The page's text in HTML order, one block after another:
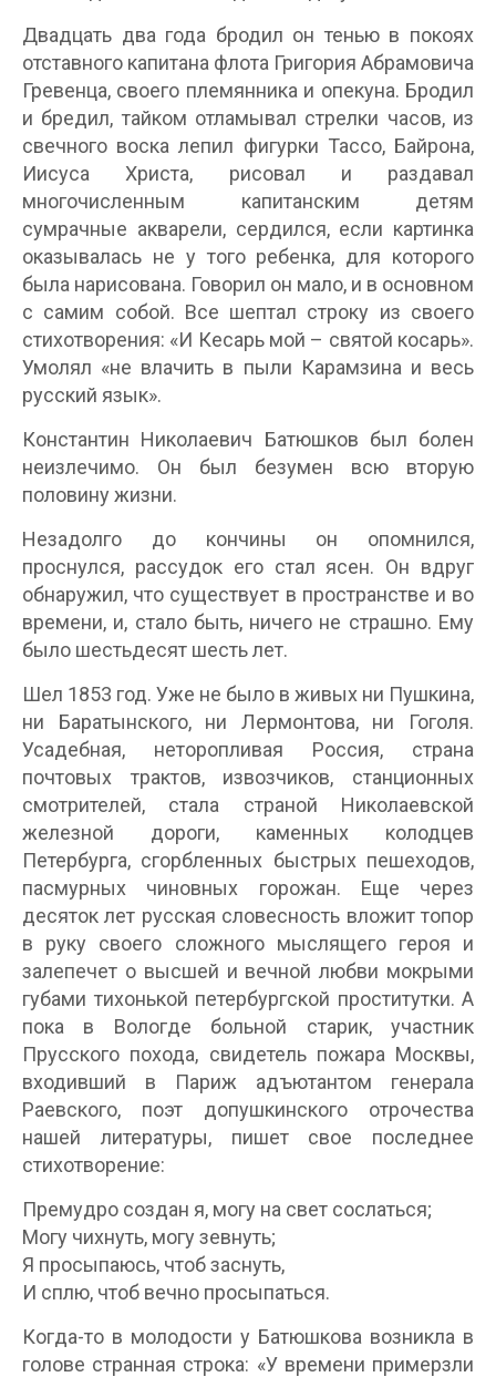
Двадцать два года бродил он тенью в покоях
отставного капитана флота Григория Абрамовича
Гревенца, своего племянника и опекуна. Бродил
и бредил, тайком отламывал стрелки часов, из
свечного воска лепил фигурки Тассо, Байрона,
Иисуса Христа, рисовал и раздавал
многочисленным капитанским детям
сумрачные акварели, сердился, если картинка
оказывалась не у того ребенка, для которого
была нарисована. Говорил он мало, и в основном
с самим собой. Все шептал строку из своего
стихотворения: «И Кесарь мой – святой косарь».
Умолял «не влачить в пыли Карамзина и весь
русский язык».
Константин Николаевич Батюшков был болен
неизлечимо. Он был безумен всю вторую
половину жизни.
Незадолго до кончины он опомнился,
проснулся, рассудок его стал ясен. Он вдруг
обнаружил, что существует в пространстве и во
времени, и, стало быть, ничего не страшно. Ему
было шестьдесят шесть лет.
Шел 1853 год. Уже не было в живых ни Пушкина,
ни Баратынского, ни Лермонтова, ни Гоголя.
Усадебная, неторопливая Россия, страна
почтовых трактов, извозчиков, станционных
смотрителей, стала страной Николаевской
железной дороги, каменных колодцев
Петербурга, сгорбленных быстрых пешеходов,
пасмурных чиновных горожан. Еще через
десяток лет русская словесность вложит топор
в руку своего сложного мыслящего героя и
залепечет о высшей и вечной любви мокрыми
губами тихонькой петербургской проститутки. А
пока в Вологде больной старик, участник
Прусского похода, свидетель пожара Москвы,
входивший в Париж адъютантом генерала
Раевского, поэт допушкинского отрочества
нашей литературы, пишет свое последнее
стихотворение:
Премудро создан я, могу на свет сослаться;
Могу чихнуть, могу зевнуть;
Я просыпаюсь, чтоб заснуть,
И сплю, чтоб вечно просыпаться.
Когда-то в молодости у Батюшкова возникла в
голове странная строка: «У времени примерзли